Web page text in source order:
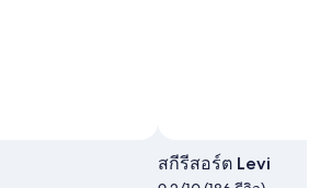
สกีรีสอร์ต Levi